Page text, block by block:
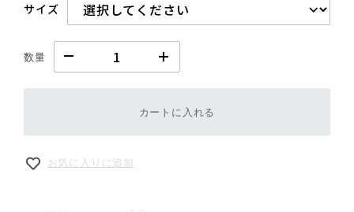
サイズ
数量
カートに入れる
お気に入りに追加